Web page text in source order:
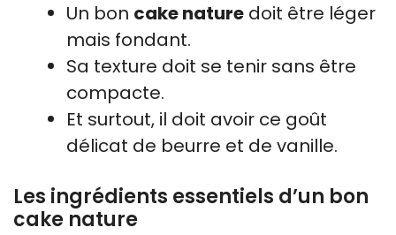
Un bon cake nature doit être léger
mais fondant.
Sa texture doit se tenir sans être
compacte.
Et surtout, il doit avoir ce goût
délicat de beurre et de vanille.
Les ingrédients essentiels d’un bon
cake nature